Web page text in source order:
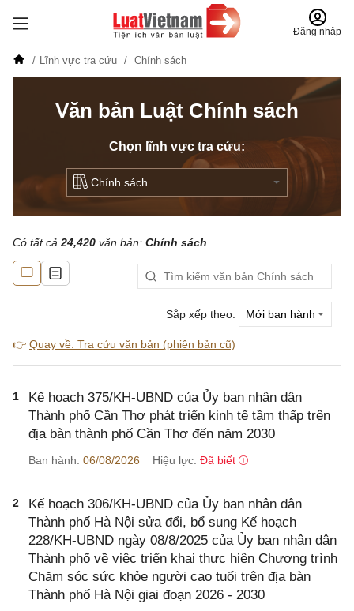
Đăng nhập
Lĩnh vực tra cứu Chính sách
Văn bản Luật Chính sách
Chọn lĩnh vực tra cứu:
Có tất cả 24,420 văn bản: Chính sách
Sắp xếp theo:
👉 Quay về: Tra cứu văn bản (phiên bản cũ)
1
Kế hoạch 375/KH-UBND của Ủy ban nhân dân
Thành phố Cần Thơ phát triển kinh tế tầm thấp trên
địa bàn thành phố Cần Thơ đến năm 2030
Ban hành: 06/08/2026 Hiệu lực: Đã biết
2
Kế hoạch 306/KH-UBND của Ủy ban nhân dân
Thành phố Hà Nội sửa đổi, bổ sung Kế hoạch
228/KH-UBND ngày 08/8/2025 của Ủy ban nhân dân
Thành phố về việc triển khai thực hiện Chương trình
Chăm sóc sức khỏe người cao tuổi trên địa bàn
Thành phố Hà Nội giai đoạn 2026 - 2030